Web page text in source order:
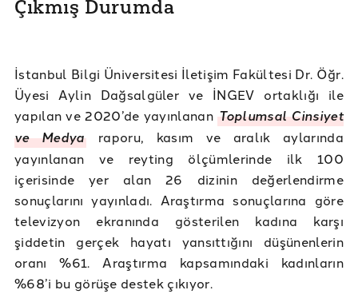
Çıkmış Durumda
İstanbul Bilgi Üniversitesi İletişim Fakültesi Dr. Öğr.
Üyesi Aylin Dağsalgüler ve İNGEV ortaklığı ile
yapılan ve 2020’de yayınlananToplumsal Cinsiyet
ve Medyaraporu, kasım ve aralık aylarında
yayınlanan ve reyting ölçümlerinde ilk 100
içerisinde yer alan 26 dizinin değerlendirme
sonuçlarını yayınladı. Araştırma sonuçlarına göre
televizyon ekranında gösterilen kadına karşı
şiddetin gerçek hayatı yansıttığını düşünenlerin
oranı %61. Araştırma kapsamındaki kadınların
%68’i bu görüşe destek çıkıyor.